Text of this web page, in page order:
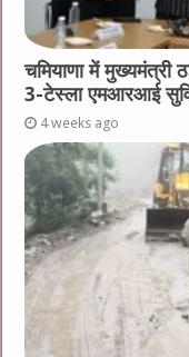
चमियाणा में
3-टेस्ला एमआरआई
4 weeks ago